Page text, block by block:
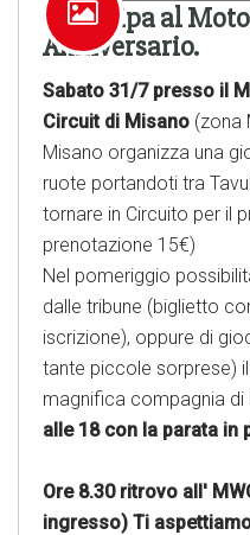
Partecipa al
Anniversario.
Sabato 31/7 presso il
Circuit di Misano (zona
Misano organizza una
ruote portandoti tra
tornare in Circuito per il
prenotazione 15€)
Nel pomeriggio
dalle tribune (biglietto
iscrizione), oppure di
tante piccole sorprese)
magnifica compagnia di
alle 18 con la parata in
Ore 8.30 ritrovo all'
ingresso) Ti